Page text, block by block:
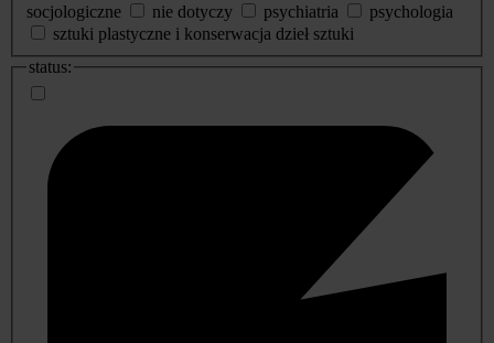
socjologiczne
nie dotyczy psychiatria
psychologia
sztuki plastyczne i konserwacja dzieł sztuki
status: